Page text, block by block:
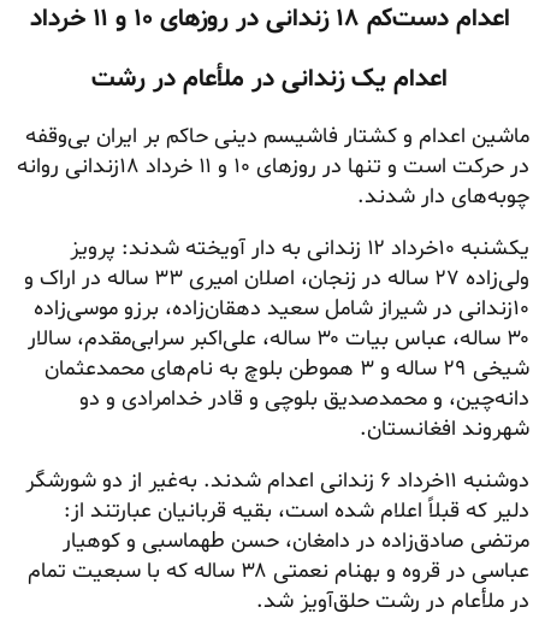
اعدام دست‌کم ۱۸ زندانی در روزهای ۱۰ و ۱۱ خرداد
اعدام یک زندانی در ملأعام در رشت
ماشین اعدام و کشتار فاشیسم دینی حاکم بر ایران بی‌وقفه
در حرکت است و تنها در روزهای ۱۰ و ۱۱ خرداد ۱۸زندانی روانه
چوبه‌های دار شدند.
یکشنبه ۱۰خرداد ۱۲ زندانی به دار آویخته شدند: پرویز
ولی‌زاده ۲۷ ساله در زنجان، اصلان امیری ۳۳ ساله در اراک و
۱۰زندانی در شیراز شامل سعید دهقان‌زاده، برزو موسی‌زاده
۳۰ ساله، عباس بیات ۳۰ ساله، علی‌اکبر سرابی‌مقدم، سالار
شیخی ۲۹ ساله و ۳ هموطن بلوچ به نام‌های
محمدعثمان
دانه‌چین، و محمدصدیق بلوچی و قادر خدامرادی و دو
شهروند افغانستان.
دوشنبه ۱۱خرداد ۶ زندانی اعدام شدند. به‌غیر از دو شورشگر
دلیر که قبلاً اعلام شده است، بقیه قربانیان عبارتند از:
مرتضی صادق‌زاده در دامغان، حسن طهماسبی و کوهیار
عباسی در قروه و بهنام نعمتی ۳۸ ساله که با سبعیت تمام
در ملأعام در رشت حلق‌آویز شد.